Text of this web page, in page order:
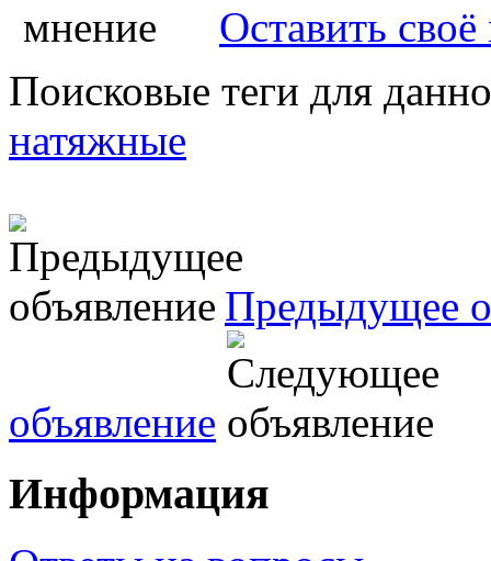
Оставить
Поисковые теги для
натяжные
Предыдущее
объявление
Информация